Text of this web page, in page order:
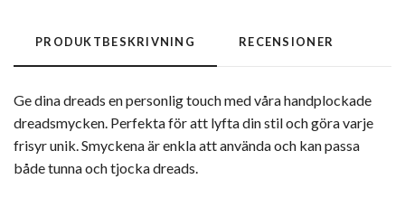
PRODUKTBESKRIVNING RECENSIONER
Ge dina dreads en personlig touch med våra handplockade
dreadsmycken. Perfekta för att lyfta din stil och göra varje
frisyr unik. Smyckena är enkla att använda och kan passa
både tunna och tjocka dreads.